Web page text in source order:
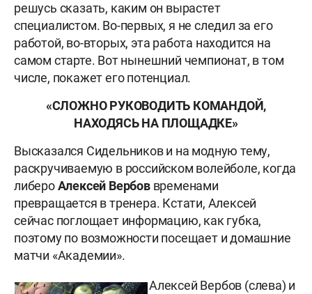
решусь сказать, каким он вырастет
специалистом. Во-первых, я не следил за его
работой, во-вторых, эта работа находится на
самом старте. Вот нынешний чемпионат, в том
числе, покажет его потенциал.
«СЛОЖНО РУКОВОДИТЬ КОМАНДОЙ,
НАХОДЯСЬ НА ПЛОЩАДКЕ»
Высказался Сидельников и на модную тему,
раскручиваемую в российском волейболе, когда
либероАлексей Вербоввременами
превращается в тренера. Кстати, Алексей
сейчас поглощает информацию, как губка,
поэтому по возможности посещает и домашние
матчи «Академии».
Алексей Вербов (слева) и